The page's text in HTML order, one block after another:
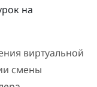
на
виртуальной
смены